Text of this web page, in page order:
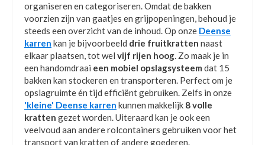
organiseren en categoriseren. Omdat de bakken
voorzien zijn van gaatjes en grijpopeningen, behoud je
steeds een overzicht van de inhoud. Op onze Deense
karren kan je bijvoorbeeld drie fruitkratten naast
elkaar plaatsen, tot wel vijf rijen hoog. Zo maak je in
een handomdraai een mobiel opslagsysteem dat 15
bakken kan stockeren en transporteren. Perfect om je
opslagruimte én tijd efficiënt gebruiken. Zelfs in onze
'kleine' Deense karren kunnen makkelijk 8 volle
kratten gezet worden. Uiteraard kan je ook een
veelvoud aan andere rolcontainers gebruiken voor het
transport van kratten of andere goederen.